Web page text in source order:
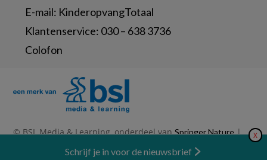
E-mail: KinderopvangTotaal
Klantenservice: 030 – 638 3736
Colofon
© BSL Media & Learning, onderdeel van Springer Nature | X
Schrijf je in voor de nieuwsbrief
Nieuwsbrief Abonneren